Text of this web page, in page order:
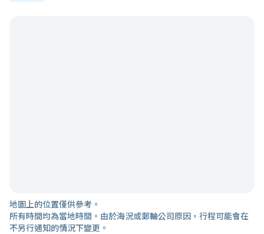
地圖上的位置僅供參考。
所有時間均為當地時間。由於海況或郵輪公司原因，行程可能會在
不另行通知的情況下變更。